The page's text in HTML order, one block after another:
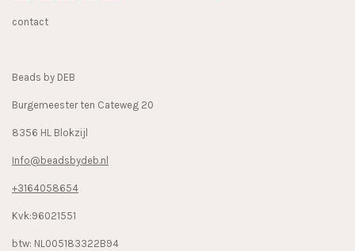
contact
Beads by DEB
Burgemeester ten Cateweg 20
8356 HL Blokzijl
Info@beadsbydeb.nl
+3164058654
Kvk:96021551
btw: NL005183322B94